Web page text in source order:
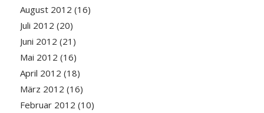
August 2012 (16)
Juli 2012 (20)
Juni 2012 (21)
Mai 2012 (16)
April 2012 (18)
März 2012 (16)
Februar 2012 (10)